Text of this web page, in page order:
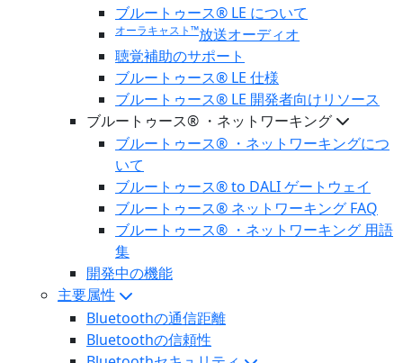
ブルートゥース® LE について
オーラキャスト™放送オーディオ
聴覚補助のサポート
ブルートゥース® LE 仕様
ブルートゥース® LE 開発者向けリソース
ブルートゥース® ・ネットワーキング
ブルートゥース® ・ネットワーキングにつ
いて
ブルートゥース® to DALI ゲートウェイ
ブルートゥース® ネットワーキング FAQ
ブルートゥース® ・ネットワーキング 用語
集
開発中の機能
主要属性
Bluetoothの通信距離
Bluetoothの信頼性